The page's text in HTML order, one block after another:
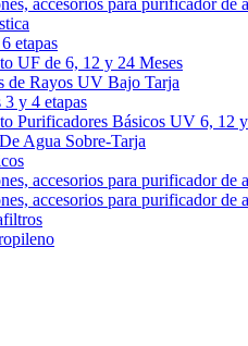
accesorios para purificador de
etapas
UF de 6, 12 y 24 Meses
de Rayos UV Bajo Tarja
y 4 etapas
Purificadores Básicos UV 6, 12
Agua Sobre-Tarja
accesorios para purificador de
accesorios para purificador de